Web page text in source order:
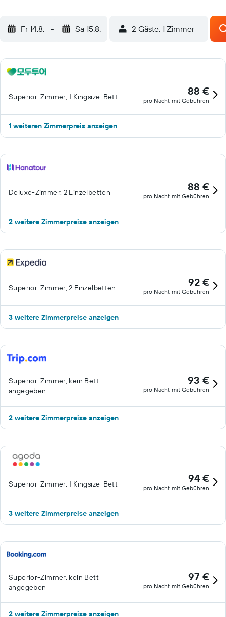
Fr 14.8. - Sa 15.8. 2 Gäste, 1 Zimmer
Superior-Zimmer, 1 Kingsize-Bett 88 €
pro Nacht mit Gebühren
1 weiteren Zimmerpreis anzeigen
Deluxe-Zimmer, 2 Einzelbetten 88 €
pro Nacht mit Gebühren
2 weitere Zimmerpreise anzeigen
Superior-Zimmer, 2 Einzelbetten 92 €
pro Nacht mit Gebühren
3 weitere Zimmerpreise anzeigen
Superior-Zimmer, kein Bett
angegeben
93 €
pro Nacht mit Gebühren
2 weitere Zimmerpreise anzeigen
Superior-Zimmer, 1 Kingsize-Bett 94 €
pro Nacht mit Gebühren
3 weitere Zimmerpreise anzeigen
Superior-Zimmer, kein Bett
angegeben
97 €
pro Nacht mit Gebühren
2 weitere Zimmerpreise anzeigen